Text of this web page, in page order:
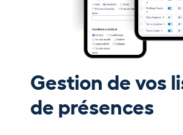
Gestion de vos
de présences